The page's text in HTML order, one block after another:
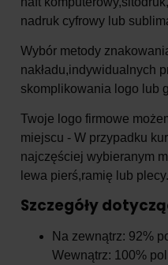
nadruk cyfrowy lub
Wybór metody
nakładu,indywidualnych
skomplikowania logo lub
Twoje logo firmowe
miejscu - W przypadku
najczęściej wybieranym
lewa pierś,ramię lub plecy.
Szczegóły
Na zewnątrz: 92%
Wewnątrz: 100%